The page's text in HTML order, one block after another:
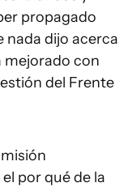
propagado
nada dijo acerca
mejorado con
del Frente
por qué de la